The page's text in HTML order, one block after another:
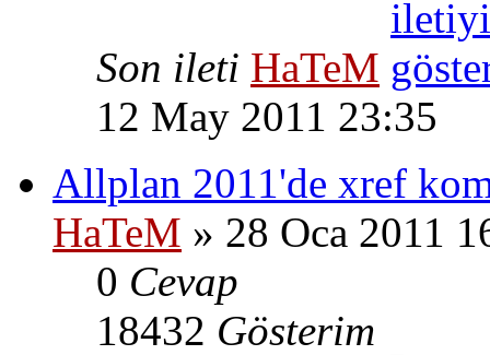
Son ileti HaTeM
12 May 2011 23:35
Allplan 2011'de xref
HaTeM » 28 Oca 2011
0 Cevap
18432 Gösterim